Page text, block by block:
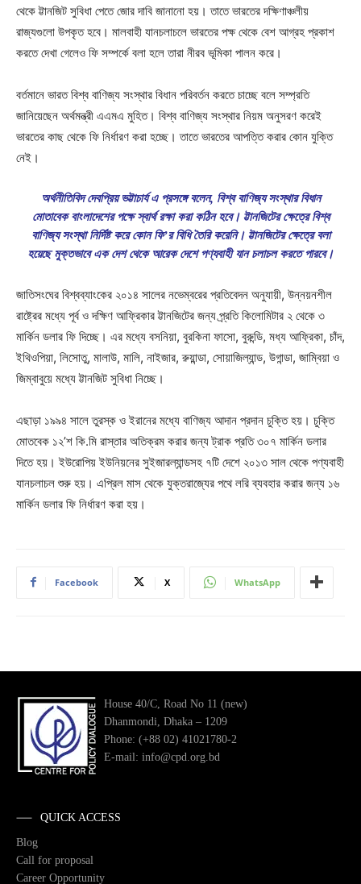
থেকে ট্টানজিট সুবিধা পেতে জোর দাবি জানানো হয়। তাতে ভারতের দক্ষিণাঞ্চলীয়
রাজ্যগুলো উপকৃত হবে। মালবাহী যানচলাচলে ভারতের পক্ষ থেকে বেশ আগ্রহ প্রকাশ
করতে দেখা গেলেও ফি সম্পর্কে বলা হলে তারা নীরব ভূমিকা পালন করে।
বর্তমানে ভারত বিশ্ব বাণিজ্য সংস্থার বিধান পরিবর্তন করতে চাচ্ছে বলে সম্প্রতি
জানিয়েছেন অর্থমন্ত্রী এএমএ মুহিত। বিশ্ব বাণিজ্য সংস্থার নিয়ম অনুসরণ করেই
ভারতের কাছ থেকে ফি নির্ধারণ করা হচ্ছে। তাতে ভারতের আপত্তি করার কোন যুক্তি
নেই।
অর্থনীতিবিদ দেবপ্রিয় ভট্টাচার্য এ প্রসঙ্গে বলেন, বিশ্ব বাণিজ্য সংস্থার বিধান
মোতাবেক বাংলাদেশের পক্ষে স্বার্থ রক্ষা করা কঠিন হবে। ট্টানজিটের ক্ষেত্রে বিশ্ব
বাণিজ্য সংস্থা নির্দিষ্ট করে কোন ফি’র বিধি তৈরি করেনি। ট্টানজিটের ক্ষেত্রে বলা
হয়েছে মুক্তভাবে এক দেশ থেকে আরেক দেশে পণ্যবাহী যান চলাচল করতে পারবে।
জাতিসংঘের বিশ্বব্যাংকের ২০১৪ সালের নভেম্বরের প্রতিবেদন অনুযায়ী, উন্নয়নশীল
রাষ্ট্রের মধ্যে পূর্ব ও দক্ষিণ আফ্রিকার ট্টানজিটের জন্য প্র্রতি কিলোমিটার ২ থেকে ৩
মার্কিন ডলার ফি দিচ্ছে। এর মধ্যে বসনিয়া, বুরকিনা ফাসো, বুরুন্ডি, মধ্য আফ্রিকা, চাঁদ,
ইথিওপিয়া, লিসোতু, মালাউ, মালি, নাইজার, রুয়ান্ডা, সোয়াজিল্যান্ড, উগান্ডা, জাম্বিয়া ও
জিম্বাবুয়ে মধ্যে ট্টানজিট সুবিধা নিচ্ছে।
এছাড়া ১৯৯৪ সালে তুরস্ক ও ইরানের মধ্যে বাণিজ্য আদান প্রদান চুক্তি হয়। চুক্তি
মোতবেক ১২’শ কি.মি রাস্তার অতিক্রম করার জন্য ট্রাক প্রতি ৩০৭ মার্কিন ডলার
দিতে হয়। ইউরোপিয় ইউনিয়নের সুইজারল্যান্ডসহ ৭টি দেশে ২০১৩ সাল থেকে পণ্যবাহী
যানচলাচল শুরু হয়। এপ্রিল মাস থেকে যুক্তরাজ্যের পথে লরি ব্যবহার করার জন্য ১৬
মার্কিন ডলার ফি নির্ধারণ করা হয়।
Facebook X WhatsApp
House 40/C, Road No 11 (new)
Dhanmondi, Dhaka – 1209
Phone: (+88 02) 41021780-2
E-mail: info@cpd.org.bd
QUICK ACCESS
Blog
Call for proposal
Career Opportunity